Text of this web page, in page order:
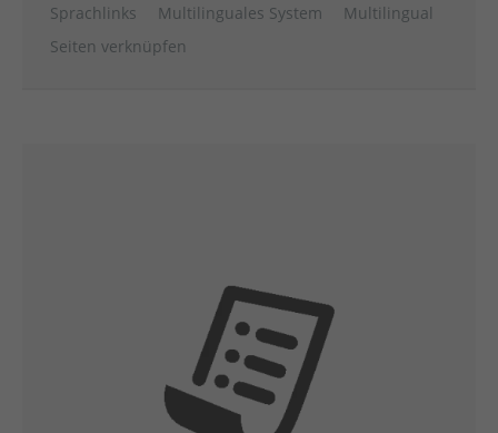
Sprachlinks
Multilinguales System
Multilingual
Seiten verknüpfen